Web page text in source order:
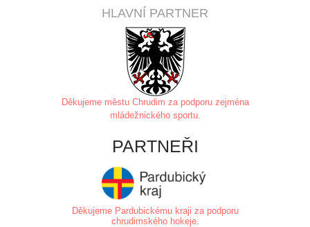
HLAVNÍ PARTNER
Děkujeme městu Chrudim za podporu zejména
mládežnického sportu.
PARTNEŘI
Děkujeme Pardubickému kraji za podporu
chrudimského hokeje.